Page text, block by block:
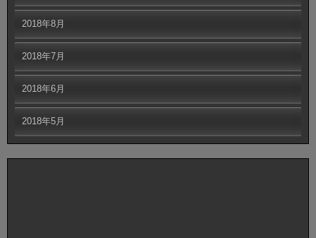
2018年8月
2018年7月
2018年6月
2018年5月